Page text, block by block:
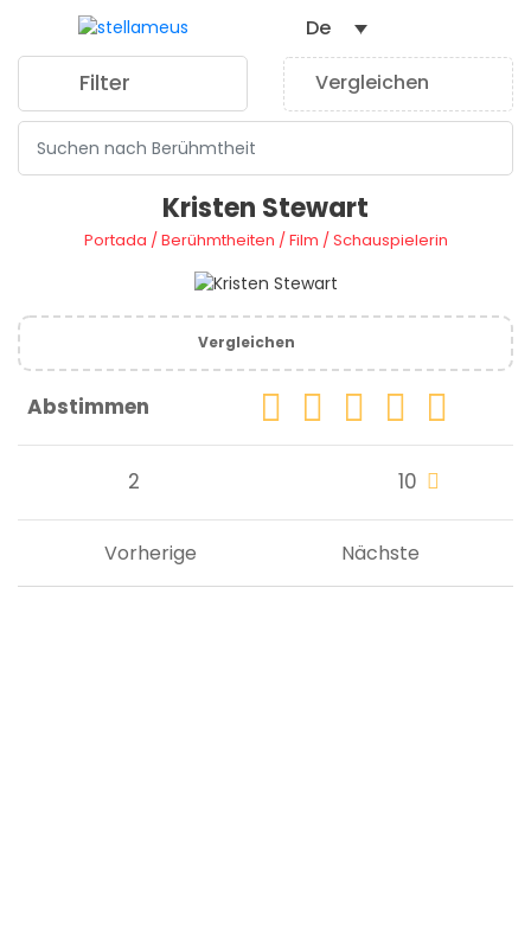
Filter Vergleichen
De
Kristen Stewart
Portada /Berühmtheiten /Film /Schauspielerin
Vergleichen
Abstimmen
2 10
Nächste
Vorherige